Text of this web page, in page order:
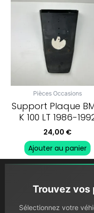
Pièces Occasions
Support Plaque
K 100 LT 1986-
24,00 €
Ajouter au panier
Trouvez
Sélectionnez votre